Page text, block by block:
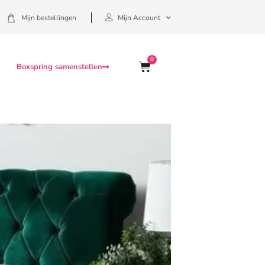
Mijn bestellingen Mijn Account
Boxspring samenstellen
0